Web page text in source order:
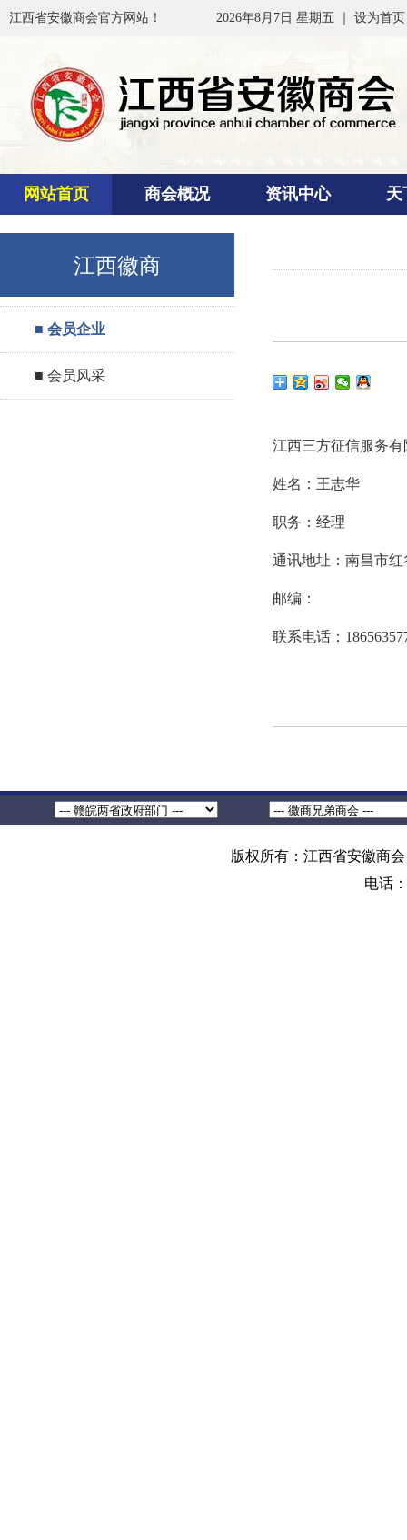
江西省安徽商会官方网站！ 2026年8月7日 星期五 ｜ 设为首页
网站首页 商会概况 资讯中心 天
江西徽商
■ 会员企业
■ 会员风采
江西三方征信服务有
姓名：王志华
职务：经理
通讯地址：南昌市
邮编：
联系电话：
版权所有：江西省安徽商
电话